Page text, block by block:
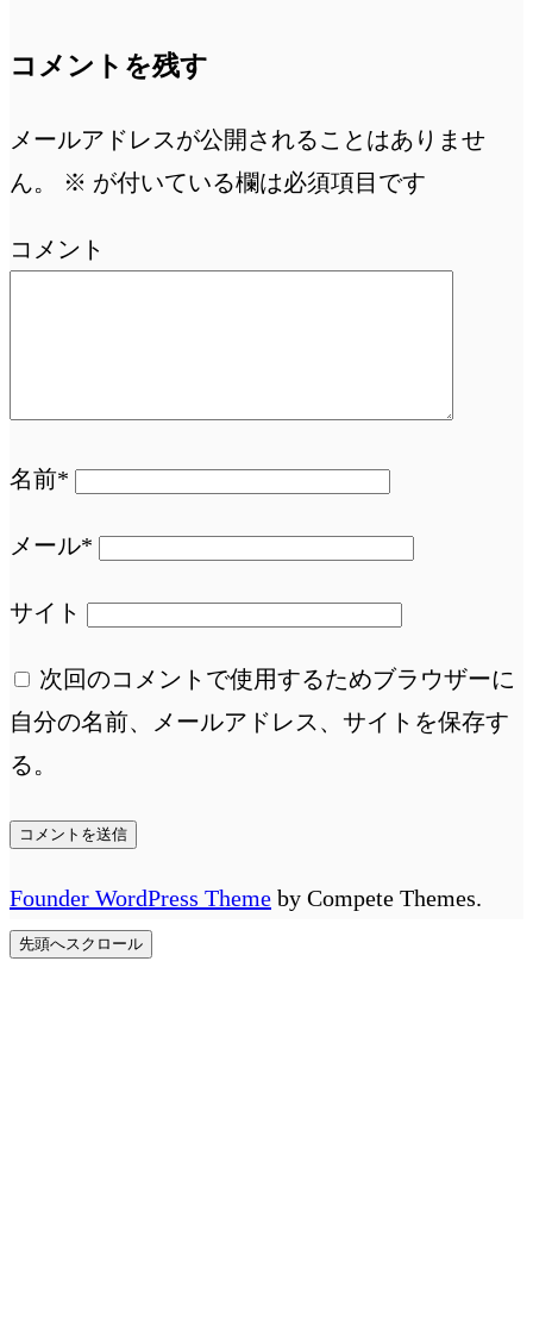
コメントを残す
メールアドレスが公開されることはありませ
ん。
※ が付いている欄は必須項目です
コメント
名前*
メール*
サイト
次回のコメントで使用するためブラウザーに
自分の名前、メールアドレス、サイトを保存す
る。
Founder WordPress Theme by Compete Themes.
先頭へスクロール